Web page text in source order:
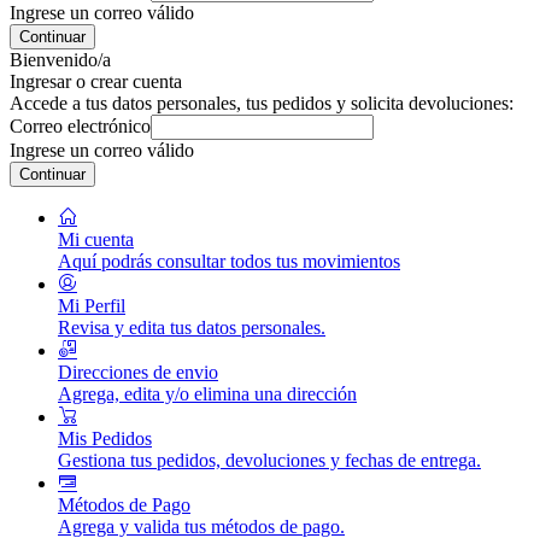
Ingrese un correo válido
Continuar
Bienvenido/a
Ingresar o crear cuenta
Accede a tus datos personales, tus pedidos y solicita devoluciones:
Correo electrónico
Ingrese un correo válido
Continuar
Mi cuenta
Aquí podrás consultar todos tus movimientos
Mi Perfil
Revisa y edita tus datos personales.
Direcciones de envio
Agrega, edita y/o elimina una dirección
Mis Pedidos
Gestiona tus pedidos, devoluciones y fechas de entrega.
Métodos de Pago
Agrega y valida tus métodos de pago.